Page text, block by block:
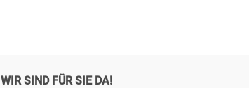
WIR SIND FÜR SIE DA!